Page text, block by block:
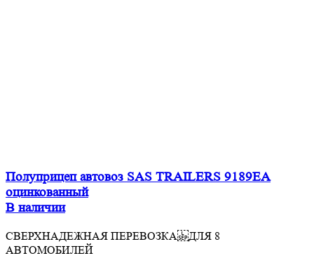
Полуприцеп автовоз SAS TRAILERS 9189EA
оцинкованный
В наличии
СВЕРХНАДЕЖНАЯ ПЕРЕВОЗКА ДЛЯ 8
АВТОМОБИЛЕЙ